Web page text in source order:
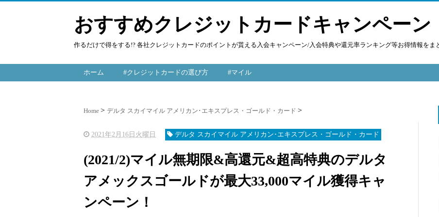
おすすめクレジットカードキャンペーン
作るだけで得をする!? 各社クレジットカードのポイントが貰える入会キャンペーン/入会特典や還元率ランキング等お得情報をま
ホーム #クレジットカードの選び方 #マイル
Home デルタ スカイマイル アメリカン･エキスプレス・ゴールド・カード
2021年2月16日火曜日 デルタ スカイマイル アメリカン･エキスプレス・ゴールド・カード
(2021/2)マイル無期限&高還元&超高特典のデルタ
アメックスゴールドが最大33,000マイル獲得キャ
ンペーン！